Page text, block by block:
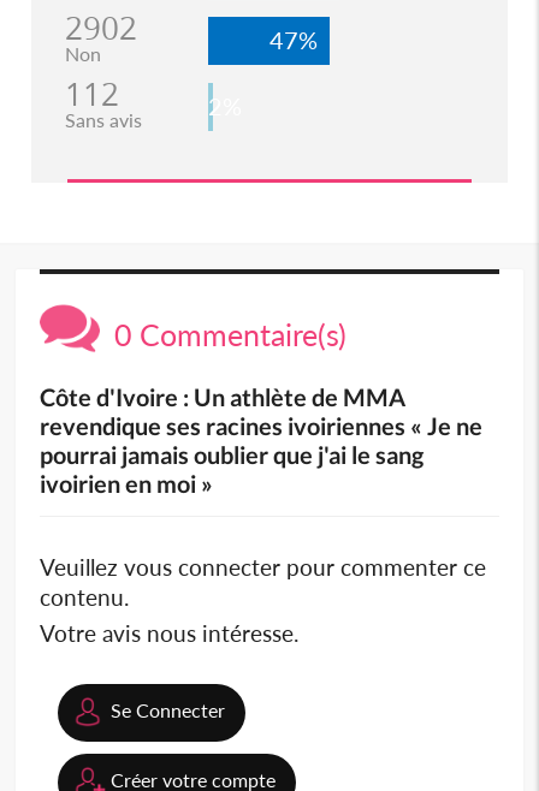
2902
Non 47%
112
Sans avis 2%
0 Commentaire(s)
Côte d'Ivoire : Un athlète de MMA
revendique ses racines ivoiriennes « Je ne
pourrai jamais oublier que j'ai le sang
ivoirien en moi »
Veuillez vous connecter pour commenter ce
contenu.
Votre avis nous intéresse.
Se Connecter
Créer votre compte